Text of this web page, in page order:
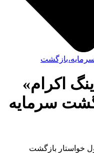
اکرام»
سرمایه
بازگشت